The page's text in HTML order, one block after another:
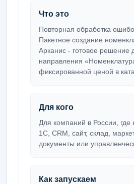
Что это
Повторная обработка
Пакетное создание
Арканис - готовое решение
направления
фиксированной ценой в
Для кого
Для компаний в России, где
1С, CRM, сайт, склад,
документы или
Как запускаем